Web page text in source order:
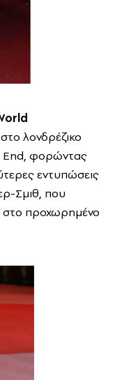
λονδρέζικο
End, φορώντας
εντυπώσεις
Σμιθ, που
προχωρημένο